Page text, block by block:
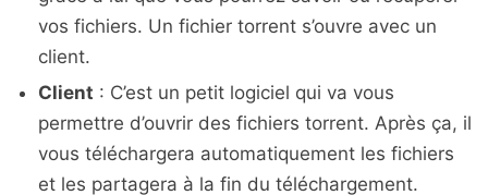
vos fichiers. Un fichier torrent s’ouvre avec un
client.
Client : C’est un petit logiciel qui va vous
permettre d’ouvrir des fichiers torrent. Après ça, il
vous téléchargera automatiquement les fichiers
et les partagera à la fin du téléchargement.